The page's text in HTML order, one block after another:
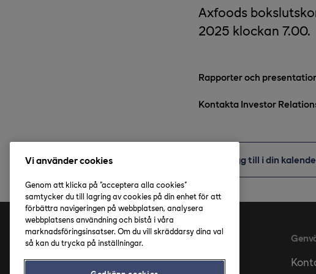
Axfoods
2025 klockan 7.00.
Rapporter och
Kontakta Investor
Lägg till i din
Adress
Axfood AB
Vi använder cookies
Genom att klicka på "acceptera alla cookies"
samtycker du till lagring av cookies på din enhet för att
förbättra navigeringen på webbplatsen, analysera
webbplatsens användning och bistå i våra
marknadsföringsinsatser. Om du vill skräddarsy dina val
så kan du trycka på inställningar.